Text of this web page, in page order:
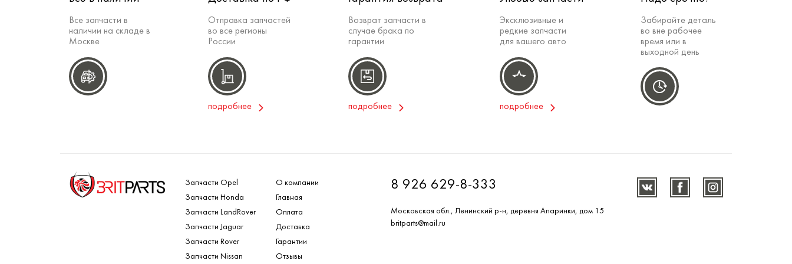
Все запчасти в
наличии на складе в
Москве
Отправка запчастей
во все регионы
России
подробнее
Возврат запчасти в
случае брака по
гарантии
подробнее
Эксклюзивные и
редкие запчасти
для вашего авто
подробнее
Забирайте деталь
во вне рабочее
время или в
выходной день
Запчасти Opel
Запчасти Honda
Запчасти LandRover
Запчасти Jaguar
Запчасти Rover
Запчасти Nissan
О компании
Главная
Оплата
Доставка
Гарантии
Отзывы
8 926 629-8-333
Московская обл., Ленинский р-н, деревня Апаринки, дом 15
britparts@mail.ru